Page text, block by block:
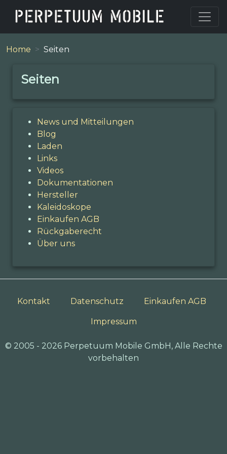
Home Seiten
Seiten
News und Mitteilungen
Blog
Laden
Links
Videos
Dokumentationen
Hersteller
Kaleidoskope
Einkaufen AGB
Rückgaberecht
Über uns
Kontakt Datenschutz Einkaufen AGB
Impressum
© 2005 - 2026 Perpetuum Mobile GmbH, Alle Rechte
vorbehalten